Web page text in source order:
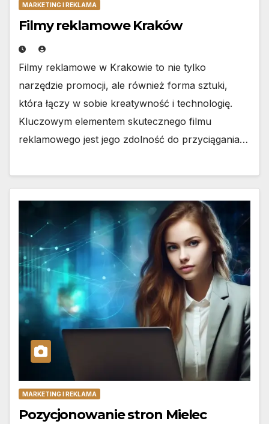
MARKETING I REKLAMA
Filmy reklamowe Kraków
Filmy reklamowe w Krakowie to nie tylko
narzędzie promocji, ale również forma sztuki,
która łączy w sobie kreatywność i technologię.
Kluczowym elementem skutecznego filmu
reklamowego jest jego zdolność do przyciągania…
MARKETING I REKLAMA
Pozycjonowanie stron Mielec